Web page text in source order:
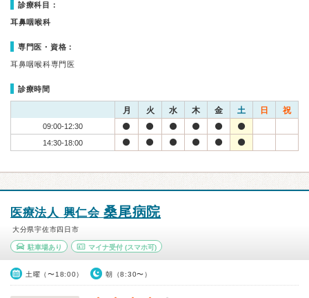
診療科目：
耳鼻咽喉科
専門医・資格：
耳鼻咽喉科専門医
診療時間
月 火 水 木 金 土 日 祝
09:00-12:30
14:30-18:00
医療法人 興仁会桑尾病院
大分県宇佐市四日市
駐車場あり マイナ受付(スマホ可)
土曜（〜18:00） 朝（8:30〜）